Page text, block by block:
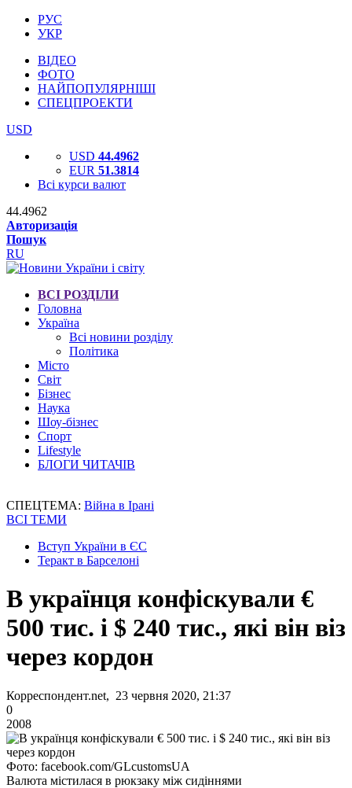
РУС
УКР
ВІДЕО
ФОТО
НАЙПОПУЛЯРНІШІ
СПЕЦПРОЕКТИ
USD
USD 44.4962
EUR 51.3814
Всі курси валют
44.4962
Авторизація
Пошук
RU
ВСІ РОЗДІЛИ
Головна
Україна
Всі новини розділу
Політика
Місто
Світ
Бізнес
Наука
Шоу-бізнес
Спорт
Lifestyle
БЛОГИ ЧИТАЧІВ
СПЕЦТЕМА: Війна в Ірані
ВСІ ТЕМИ
Вступ України в ЄС
Теракт в Барселоні
В українця конфіскували €
500 тис. і $ 240 тис., які він віз
через кордон
Корреспондент.net, 23 червня 2020, 21:37
0
2008
Фото: facebook.com/GLcustomsUA
Валюта містилася в рюкзаку між сидіннями